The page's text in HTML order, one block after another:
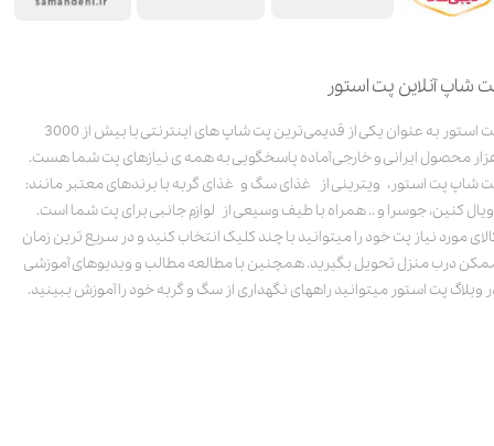
شاپ آنلاین پت استور
پت استور به عنوان یکی از قدیمی‌ترین پت شاپ های اینترنتی با بیش از 3000
محصول ایرانی و خارجی آماده پاسخگویی به همه ی نیازهای پت شما هست.
شاپ پت استور، ویترینی از غذای سگ و غذای گربه با برندهای معتبر مانند:
کنین، جوسرا و .. همراه با طیف وسیعی از لوازم جانبی برای پت شما است.
مورد نیاز پت خود را میتوانید با چند کلیک انتخاب کنید و در سریع ترین زمان
درب منزل تحویل بگیرید. همچنین با مطالعه مطالب و ویدیوهای آموزشی
وبلاگ پت استور میتوانید راههای نگهداری از سگ و گربه خود را آموزش ببینید.